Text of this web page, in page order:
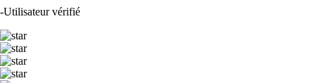
-Utilisateur vérifié